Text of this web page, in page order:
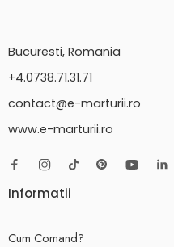
Bucuresti, Romania
+4.0738.71.31.71
contact@e-marturii.ro
www.e-marturii.ro
Informatii
Cum Comand?